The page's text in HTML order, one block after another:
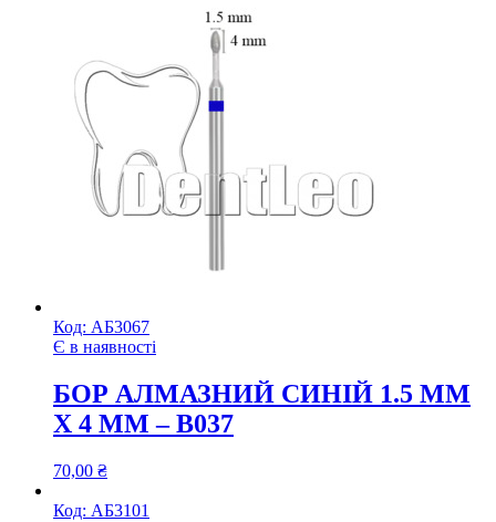
Код: АБ3067
Є в наявності
БОР АЛМАЗНИЙ СИНІЙ 1.5 ММ
Х 4 ММ – В037
70,00 ₴
Код: АБ3101